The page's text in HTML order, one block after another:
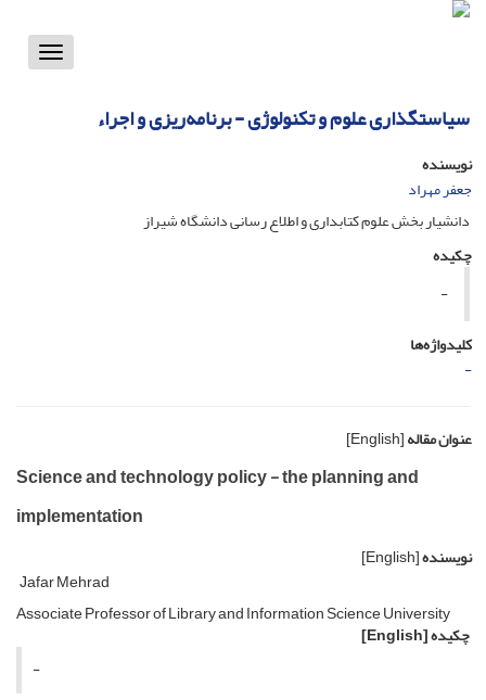
Toggle
سیاستگذاری علوم و تکنولوژی - برنامه‌ریزی و اجراء
نویسنده
جعفر مهراد
دانشیار بخش علوم کتابداری و اطلاع رسانی دانشگاه شیراز
چکیده
-
کلیدواژه‌ها
-
عنوان مقاله[English]
Science and technology policy - the planning and
implementation
نویسنده[English]
Jafar Mehrad
Associate Professor of Library and Information Science University
چکیده[English]
-